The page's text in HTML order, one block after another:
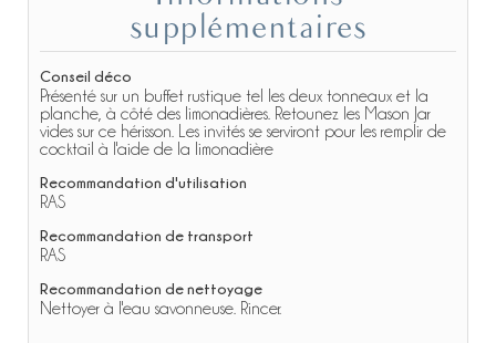
supplémentaires
Conseil déco
Présenté sur un buffet rustique tel les deux tonneaux et la
planche, à côté des limonadières. Retounez les Mason Jar
vides sur ce hérisson. Les invités se serviront pour les remplir de
cocktail à l'aide de la limonadière
Recommandation d'utilisation
RAS
Recommandation de transport
RAS
Recommandation de nettoyage
Nettoyer à l'eau savonneuse. Rincer.